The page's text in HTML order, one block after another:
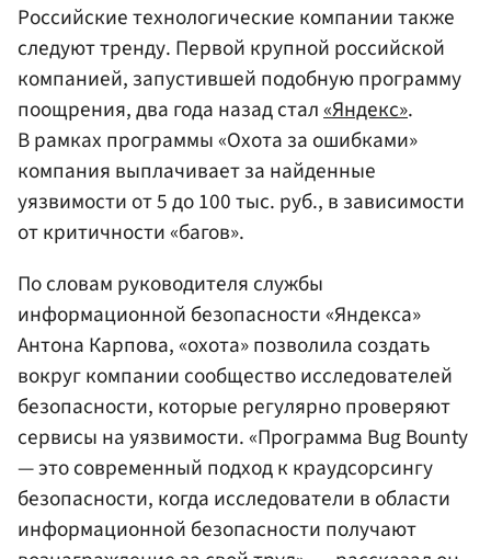
Российские технологические компании также
следуют тренду. Первой крупной российской
компанией, запустившей подобную программу
поощрения, два года назад стал«Яндекс».
В рамках программы «Охота за ошибками»
компания выплачивает за найденные
уязвимости от 5 до 100 тыс. руб., в зависимости
от критичности «багов».
По словам руководителя службы
информационной безопасности «Яндекса»
Антона Карпова, «охота» позволила создать
вокруг компании сообщество исследователей
безопасности, которые регулярно проверяют
сервисы на уязвимости. «Программа Bug Bounty
— это современный подход к краудсорсингу
безопасности, когда исследователи в области
информационной безопасности получают